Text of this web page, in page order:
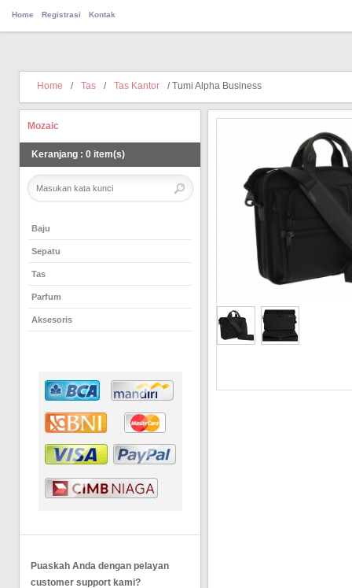
Home Registrasi Kontak
Home / Tas / Tas Kantor / Tumi Alpha Business
Mozaic
Keranjang : 0 item(s)
Baju
Sepatu
Tas
Parfum
Aksesoris
Puaskah Anda dengan pelayan
customer support kami?